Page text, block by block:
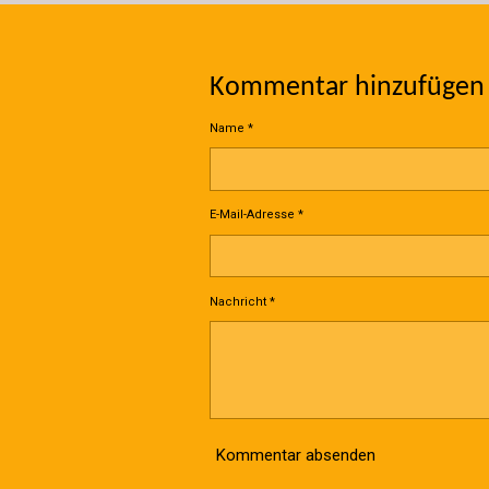
Kommentar hinzufügen
Name *
E-Mail-Adresse *
Nachricht *
Kommentar absenden